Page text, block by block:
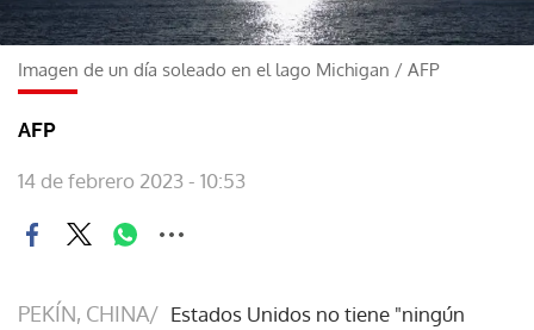
Imagen de un día soleado en el lago Michigan / AFP
AFP
14 de febrero 2023 - 10:53
PEKÍN, CHINA/ Estados Unidos no tiene "ningún